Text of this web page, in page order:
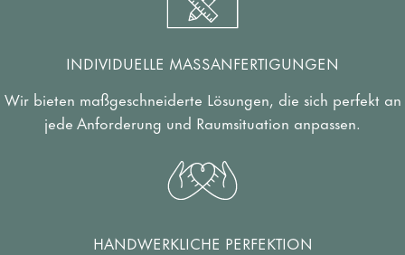
INDIVIDUELLE MASSANFERTIGUNGEN
Wir bieten maßgeschneiderte Lösungen, die sich perfekt an
jede Anforderung und Raumsituation anpassen.
HANDWERKLICHE PERFEKTION